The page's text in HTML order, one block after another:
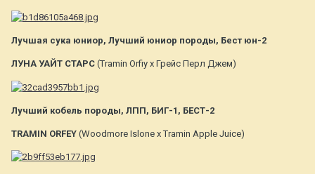
Лучшая сука юниор, Лучший юниор породы, Бест юн-2
ЛУНА УАЙТ СТАРС (Tramin Orfiy x Грейс Перл Джем)
Лучший кобель породы, ЛПП, БИГ-1, БЕСТ-2
TRAMIN ORFEY (Woodmore Islone х Tramin Apple Juice)